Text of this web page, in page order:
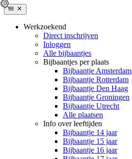
Werkzoekend
Direct inschrijven
Inloggen
Alle bijbaantjes
Bijbaantjes per plaats
Bijbaantje Amsterdam
Bijbaantje Rotterdam
Bijbaantje Den Haag
Bijbaantje Groningen
Bijbaantje Utrecht
Alle plaatsen
Info over leeftijden
Bijbaantje 14 jaar
Bijbaantje 15 jaar
Bijbaantje 16 jaar